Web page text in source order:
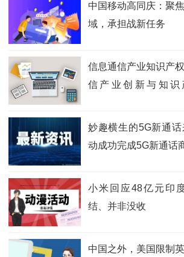
中国移动高同庆：聚
域，承担战新任务
信息通信产业知识产
信产业创新与知识
妙趣横生的5G新通
动成功完成5G新通话
小米回应48亿元印
结、并非没收
中国之外，美国限制